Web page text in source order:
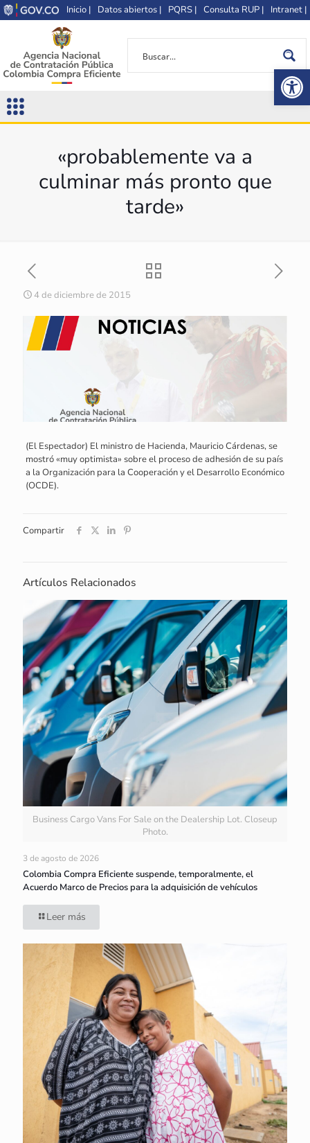
Inicio | Datos abiertos | PQRS | Consulta RUP | Intranet |
«probablemente va a
culminar más pronto que
tarde»
4 de diciembre de 2015
(El Espectador) El ministro de Hacienda, Mauricio Cárdenas, se
mostró «muy optimista» sobre el proceso de adhesión de su país
a la Organización para la Cooperación y el Desarrollo Económico
(OCDE).
Compartir
Artículos Relacionados
Business Cargo Vans For Sale on the Dealership Lot. Closeup
Photo.
3 de agosto de 2026
Colombia Compra Eficiente suspende, temporalmente, el
Acuerdo Marco de Precios para la adquisición de vehículos
Leer más